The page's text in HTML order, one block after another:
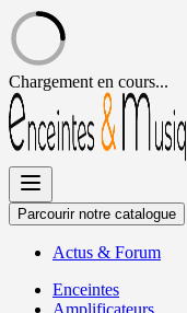
Chargement en cours...
Allez
au
contenu
Parcourir notre catalogue
Actus & Forum
Enceintes
Amplificateurs